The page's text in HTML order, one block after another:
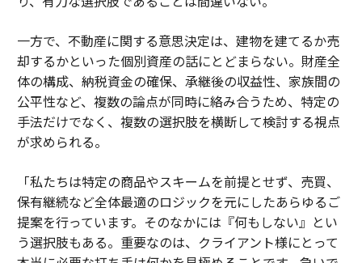
一方で、不動産に関する意思決定は、建物を建てるか売
却するかといった個別資産の話にとどまらない。財産全
体の構成、納税資金の確保、承継後の収益性、家族間の
公平性など、複数の論点が同時に絡み合うため、特定の
手法だけでなく、複数の選択肢を横断して検討する視点
が求められる。
「私たちは特定の商品やスキームを前提とせず、売買、
保有継続など全体最適のロジックを元にしたあらゆるご
提案を行っています。そのなかには『何もしない』とい
う選択肢もある。重要なのは、クライアント様にとって